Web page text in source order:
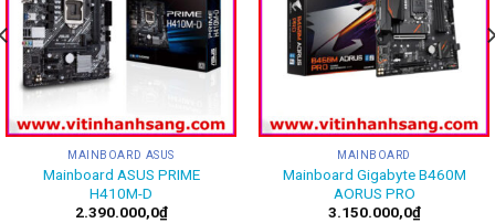
MAINBOARD ASUS
Mainboard ASUS PRIME
H410M-D
2.390.000,0₫
MAINBOARD
Mainboard Gigabyte B460M
AORUS PRO
3.150.000,0₫